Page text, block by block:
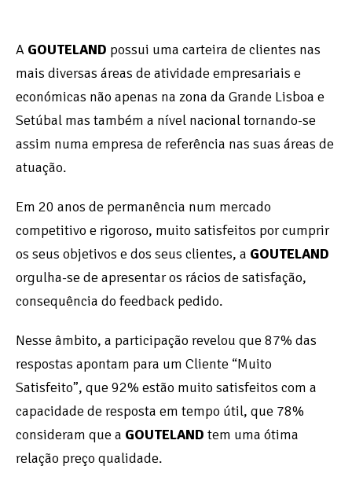
A GOUTELAND possui uma carteira de clientes nas
mais diversas áreas de atividade empresariais e
económicas não apenas na zona da Grande Lisboa e
Setúbal mas também a nível nacional tornando-se
assim numa empresa de referência nas suas áreas de
atuação.
Em 20 anos de permanência num mercado
competitivo e rigoroso, muito satisfeitos por cumprir
os seus objetivos e dos seus clientes, a GOUTELAND
orgulha-se de apresentar os rácios de satisfação,
consequência do feedback pedido.
Nesse âmbito, a participação revelou que 87% das
respostas apontam para um Cliente “Muito
Satisfeito”, que 92% estão muito satisfeitos com a
capacidade de resposta em tempo útil, que 78%
consideram que a GOUTELAND tem uma ótima
relação preço qualidade.